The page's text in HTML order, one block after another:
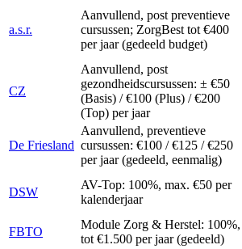
a.s.r.
Aanvullend, post preventieve
cursussen; ZorgBest tot €400
per jaar (gedeeld budget)
CZ
Aanvullend, post
gezondheidscursussen: ± €50
(Basis) / €100 (Plus) / €200
(Top) per jaar
De Friesland
Aanvullend, preventieve
cursussen: €100 / €125 / €250
per jaar (gedeeld, eenmalig)
DSW
AV-Top: 100%, max. €50 per
kalenderjaar
FBTO
Module Zorg & Herstel: 100%,
tot €1.500 per jaar (gedeeld)